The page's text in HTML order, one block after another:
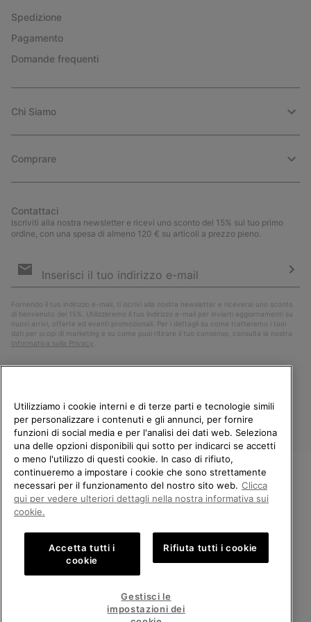
Spedizione
Pagamento
Domande frequenti
Chi Siamo
Comprare
Contattaci
Iscriviti alla nostra newsletter e ricevi uno sconto del 15% sul tuo primo
ordine, con una spesa di almeno 120 € su articoli a prezzo pieno.
e-
Fornendo il tuo indirizzo e-mail, ti iscrivi alla nostra newsletter e riceverai uno sconto
di benvenuto del 15%. Utilizzeremo il tuo indirizzo e-mail per inviarti aggiornamenti su
nuovi arrivi, offerte ed eventi promozionali. Per i dettagli su come tratteremo i tuoi
dati per scopi di marketing e su come puoi ritirare il tuo consenso, consulta la nostra
Informativa sulla Privacy
Italia
©2026Columbia Sportswear Company. Avenue des Morgines, 12 1213
Petit-Lancy Switzerland. Tutti i diritti riservati.
Politica sulla privacy Termini di utilizzo
Condizioni Generali di Vendita
Public CBCR
Servizio clienti: Lun. - Ven. 9:00 - 13:00 & 14:00 - 18:00
BENVENUTO/A IN SOREL.
SELEZIONA IL TUO PAESE DI
Shopping online disponibile
Utilizziamo i cookie interni e di terze parti e tecnologie simili
per personalizzare i contenuti e gli annunci, per fornire
funzioni di social media e per l'analisi dei dati web. Seleziona
una delle opzioni disponibili qui sotto per indicarci se accetti
o meno l'utilizzo di questi cookie. In caso di rifiuto,
continueremo a impostare i cookie che sono strettamente
necessari per il funzionamento del nostro sito web. Clicca
qui per vedere ulteriori dettagli nella nostra informativa sui
cookie.
Accetta tutti i
cookie
Rifiuta tutti i cookie
Gestisci le
impostazioni dei